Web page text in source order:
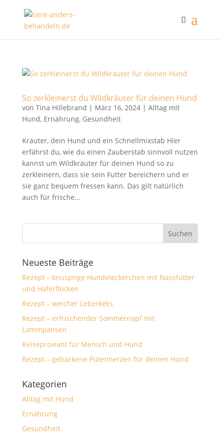
So zerkleinerst du Wildkräuter für deinen Hund
von Tina Hillebrand | März 16, 2024| Alltag mit
Hund, Ernährung, Gesundheit
Kräuter, dein Hund und ein Schnellmixstab Hier
erfährst du, wie du einen Zauberstab sinnvoll nutzen
kannst um Wildkräuter für deinen Hund so zu
zerkleinern, dass sie sein Futter bereichern und er
sie ganz bequem fressen kann. Das gilt natürlich
auch für frische...
Neueste Beiträge
Rezept – knusprige Hundeleckerchen mit Nassfutter
und Haferflocken
Rezept – weicher Leberkeks
Rezept – erfrischender Sommernapf mit
Lammpansen
Reiseproviant für Mensch und Hund
Rezept – gebackene Putenherzen für deinen Hund
Kategorien
Alltag mit Hund
Ernährung
Gesundheit